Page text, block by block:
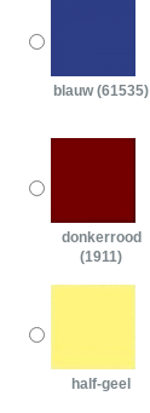
blauw (61535)
donkerrood
(1911)
half-geel